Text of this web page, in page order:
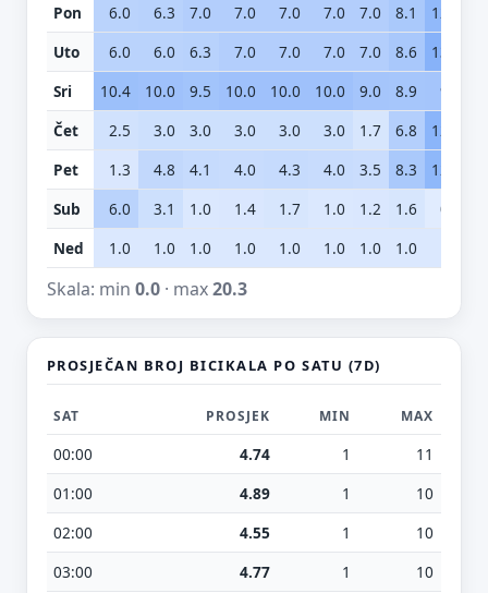
Pon 6.0 6.3 7.0 7.0 7.0 7.0 7.0 8.1 12.1
Uto
6.0 6.0 6.3 7.0 7.0 7.0 7.0 8.6 13.5
Sri
10.4 10.0 9.5 10.0 10.0 10.0 9.0 8.9 9.1
Čet
2.5 3.0 3.0 3.0 3.0 3.0 1.7 6.8 12.8
Pet
1.3 4.8 4.1 4.0 4.3 4.0 3.5 8.3 12.3
Sub
6.0 3.1 1.0 1.4 1.7 1.0 1.2 1.6 0.0
Ned
1.0 1.0 1.0 1.0 1.0 1.0 1.0 1.0
Skala: min 0.0· max20.3
PROSJEČAN BROJ BICIKALA PO SATU (7D)
SAT PROSJEK MIN MAX
00:00 4.74 1
11
01:00
4.89 1
10
02:00
4.55 1
10
03:00
4.77 1
10